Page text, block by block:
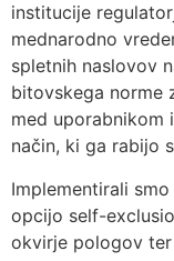
institucije
mednarodno
spletnih naslovov
bitovskega norme
med uporabnikom
način, ki ga rabijo
Implementirali
opcijo self-
okvirje pologov